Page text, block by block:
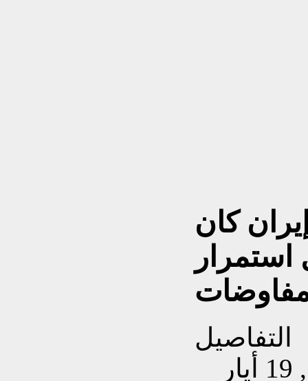
كان
استمرار
التفاصيل
تم إنشاءه بتاريخ الثلاثاء, 19 أيار